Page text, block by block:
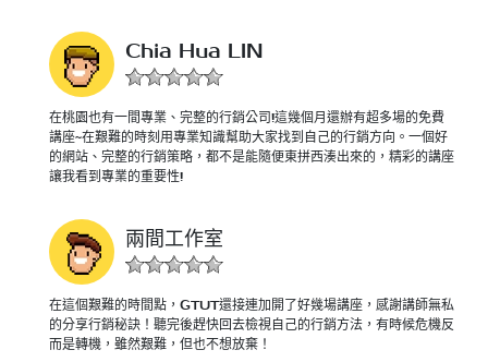
Chia Hua LIN
在桃園也有一間專業、完整的行銷公司!這幾個月還辦有超多場的免費
講座~在艱難的時刻用專業知識幫助大家找到自己的行銷方向。一個好
的網站、完整的行銷策略，都不是能隨便東拼西湊出來的，精彩的講座
讓我看到專業的重要性!
兩間工作室
在這個艱難的時間點，GTUT還接連加開了好幾場講座，感謝講師無私
的分享行銷秘訣！聽完後趕快回去檢視自己的行銷方法，有時候危機反
而是轉機，雖然艱難，但也不想放棄！